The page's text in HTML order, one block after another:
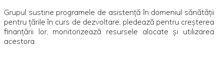
Grupul sustine programele de asistenţă în domeniul sănătăţii
pentru ţările în curs de dezvoltare, pledează pentru creşterea
finanţării lor, monitorizează resursele alocate şi utilizarea
acestora.